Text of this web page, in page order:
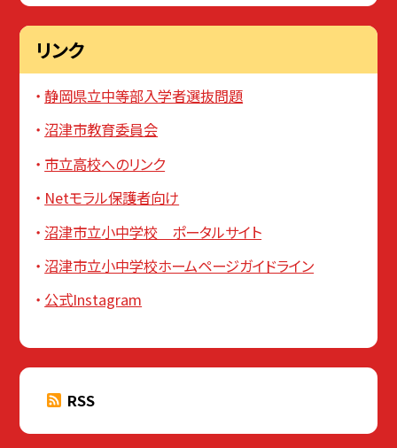
リンク
静岡県立中等部入学者選抜問題
沼津市教育委員会
市立高校へのリンク
Netモラル保護者向け
沼津市立小中学校 ポータルサイト
沼津市立小中学校ホームページガイドライン
公式Instagram
RSS